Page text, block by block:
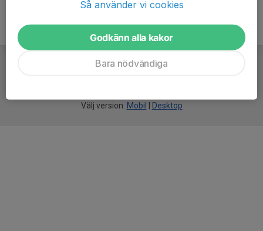
Välj version: Mobil Desktop
Så använder vi cookies
Godkänn alla kakor
Bara nödvändiga